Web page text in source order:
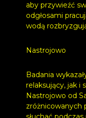
aby przywieźć
odgłosami
wodą
Nastrojowo
Badania
relaksujący, jak i
Nastrojowo od
zróżnicowanych